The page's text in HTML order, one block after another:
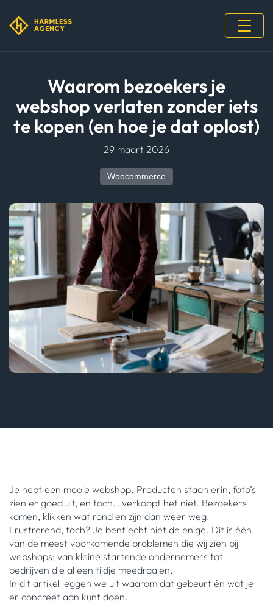
Waarom bezoekers je
webshop verlaten zonder iets
te kopen (en hoe je dat oplost)
29 maart 2026
Woocommerce
Je hebt een mooie webshop. Producten staan erin, foto’s
zien er goed uit, en toch… verkoopt het niet. Bezoekers
komen, klikken wat rond en zijn dan weer weg.
Frustrerend, toch? Je bent echt niet de enige. Dit is één
van de meest voorkomende problemen die wij zien bij
webshops; van kleine startende ondernemers tot
bedrijven die al een tijdje meedraaien.
In dit artikel leggen we uit waarom dat gebeurt én wat je
er concreet aan kunt doen.